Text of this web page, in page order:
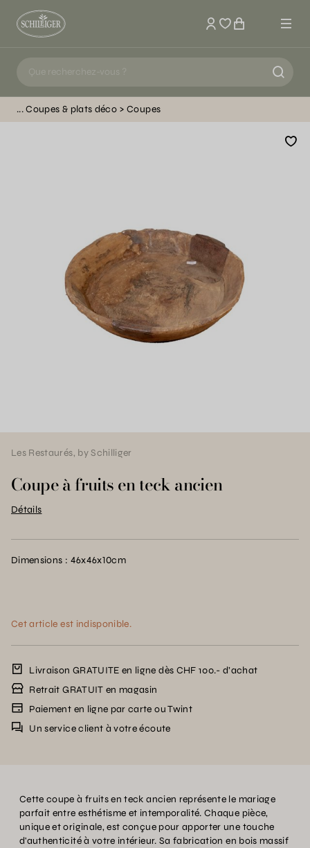
Mon compte
Coupes & plats déco Coupes
Les Restaurés, by Schilliger
Coupe à fruits en teck ancien
Détails
Dimensions : 46x46x10cm
Cet article est indisponible.
Livraison GRATUITE en ligne dès CHF 100.- d’achat
Retrait GRATUIT en magasin
Paiement en ligne par carte ou Twint
Un service client à votre écoute
Cette coupe à fruits en teck ancien représente le mariage
parfait entre esthétisme et intemporalité. Chaque pièce,
unique et originale, est conçue pour apporter une touche
d'authenticité à votre intérieur. Sa fabrication en bois massif